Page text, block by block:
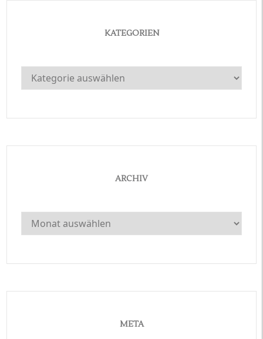
KATEGORIEN
Kategorien
ARCHIV
Archiv
META